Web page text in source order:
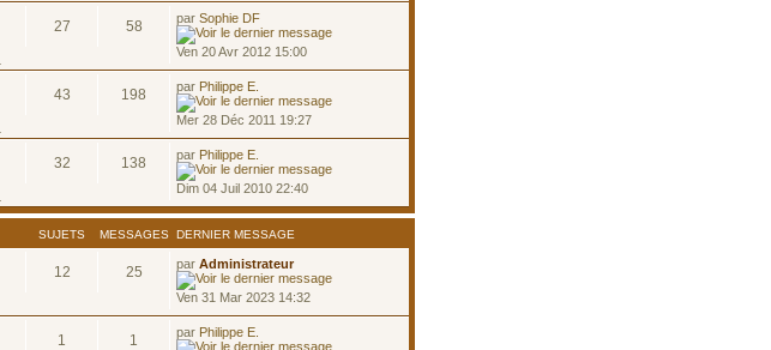
27 58 parSophie DF
Ven 20 Avr 2012 15:00
43 198 par Philippe E.
Mer 28 Déc 2011 19:27
32 138 par Philippe E.
Dim 04 Juil 2010 22:40
SUJETS MESSAGES DERNIER MESSAGE
12 25 parAdministrateur
Ven 31 Mar 2023 14:32
1 1 par Philippe E.